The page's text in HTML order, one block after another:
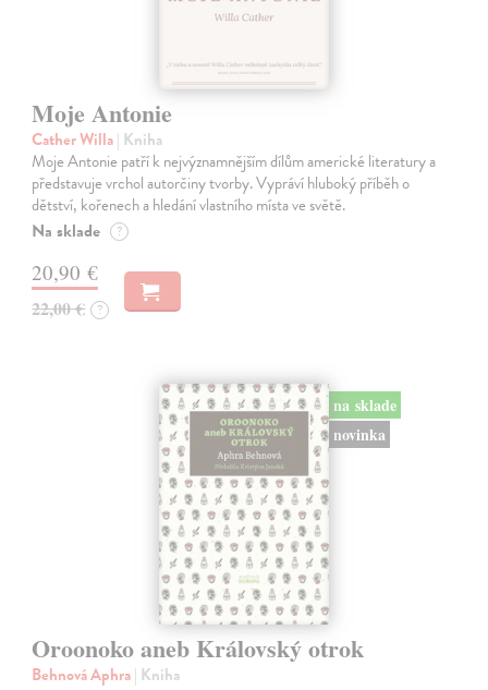
Moje Antonie
Cather Willa| Kniha
Moje Antonie patří k nejvýznamnějším dílům americké literatury a
představuje vrchol autorčiny tvorby. Vypráví hluboký příběh o
dětství, kořenech a hledání vlastního místa ve světě.
Na sklade ?
20,90 €
22,00 € ?
na sklade
novinka
Oroonoko aneb Královský otrok
Behnová Aphra| Kniha